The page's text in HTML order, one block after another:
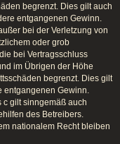
begrenzt. Dies gilt auch
entgangenen Gewinn.
bei der Verletzung von
oder grob
bei Vertragsschluss
im Übrigen der Höhe
begrenzt. Dies gilt
Gewinn.
c gilt sinngemäß auch
des Betreibers.
nationalem Recht bleiben